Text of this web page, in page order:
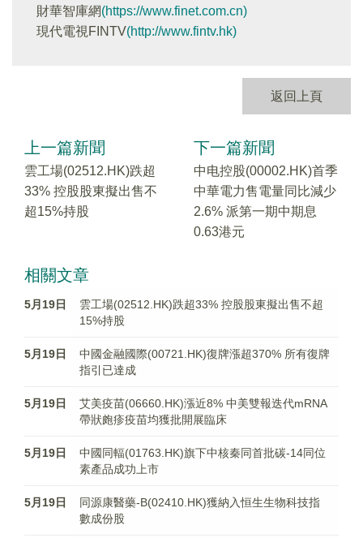
財華智庫網(https://www.finet.com.cn)
現代電視FINTV(http://www.fintv.hk)
返回上頁
上一篇新聞
雲工場(02512.HK)跌超
33% 控股股東擬出售不
超15%持股
下一篇新聞
中电控股(00002.HK)首季
中華電力售電量同比減少
2.6% 派第一期中期息
0.63港元
相關文章
5月19日
雲工場(02512.HK)跌超33% 控股股東擬出售不超
15%持股
5月19日
中國金融國際(00721.HK)復牌漲超370% 所有復牌
指引已達成
5月19日
艾美疫苗(06660.HK)漲近8% 中美雙報迭代mRNA
帶狀皰疹疫苗均獲批開展臨床
5月19日
中國同輻(01763.HK)旗下中核秦同首批碳-14同位
素產品成功上市
5月19日
同源康醫藥-B(02410.HK)獲納入恒生生物科技指
數成份股